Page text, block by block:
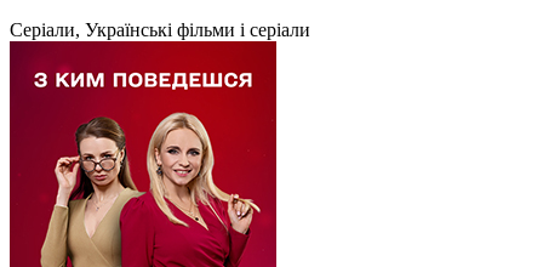
Серіали, Українські фільми і серіали